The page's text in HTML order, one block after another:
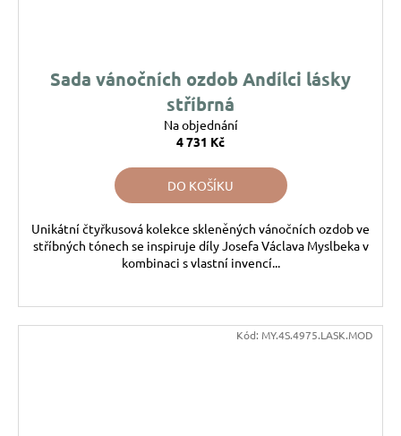
Sada vánočních ozdob Andílci lásky
stříbrná
Na objednání
4 731 Kč
DO KOŠÍKU
Unikátní čtyřkusová kolekce skleněných vánočních ozdob ve
stříbných tónech se inspiruje díly Josefa Václava Myslbeka v
kombinaci s vlastní invencí...
Kód: MY.4S.4975.LASK.MOD